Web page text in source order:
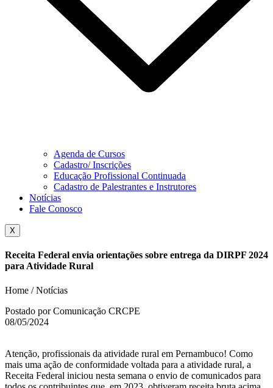
Agenda de Cursos
Cadastro/ Inscrições
Educação Profissional Continuada
Cadastro de Palestrantes e Instrutores
Notícias
Fale Conosco
X
Receita Federal envia orientações sobre entrega da DIRPF 2024
para Atividade Rural
Home / Notícias
Postado por Comunicação CRCPE
08/05/2024
Atenção, profissionais da atividade rural em Pernambuco! Como
mais uma ação de conformidade voltada para a atividade rural, a
Receita Federal iniciou nesta semana o envio de comunicados para